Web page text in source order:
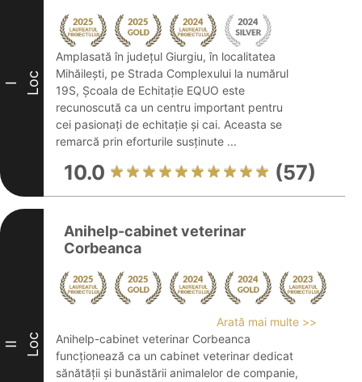
I Loc
Amplasată în județul Giurgiu, în localitatea
Mihăilești, pe Strada Complexului la numărul
19S, Școala de Echitație EQUO este
recunoscută ca un centru important pentru
cei pasionați de echitație și cai. Aceasta se
remarcă prin eforturile susținute ...
10.0 (57)
II Loc
Anihelp-cabinet veterinar
Corbeanca
Arată mai multe >>
Anihelp-cabinet veterinar Corbeanca
funcționează ca un cabinet veterinar dedicat
sănătății și bunăstării animalelor de companie,